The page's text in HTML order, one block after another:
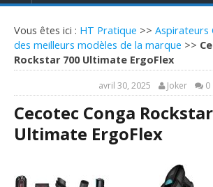
Vous êtes ici : HT Pratique >> Aspirateurs
des meilleurs modèles de la marque >>
Rockstar 700 Ultimate ErgoFlex
avril 30, 2025 Joker 0
Cecotec Conga
Ultimate ErgoFlex